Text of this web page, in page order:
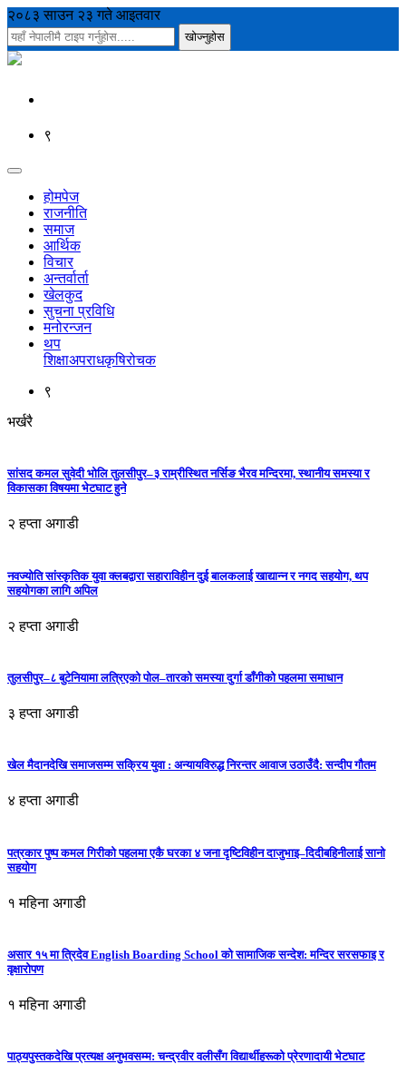
२०८३ साउन २३ गते आइतवार
९
होमपेज
राजनीति
समाज
आर्थिक
विचार
अन्तर्वार्ता
खेलकुद
सुचना प्रविधि
मनोरन्जन
थप
शिक्षाअपराधकृषिरोचक
९
भर्खरै
सांसद कमल सुवेदी भोलि तुलसीपुर–३ राम्रीस्थित नर्सिङ भैरव मन्दिरमा, स्थानीय समस्या र
विकासका विषयमा भेटघाट हुने
२ हप्ता अगाडी
नवज्योति सांस्कृतिक युवा क्लबद्वारा सहाराविहीन दुई बालकलाई खाद्यान्न र नगद सहयोग, थप
सहयोगका लागि अपिल
२ हप्ता अगाडी
तुलसीपुर–८ बुटेनियामा लत्रिएको पोल–तारको समस्या दुर्गा डाँगीको पहलमा समाधान
३ हप्ता अगाडी
खेल मैदानदेखि समाजसम्म सक्रिय युवा : अन्यायविरुद्ध निरन्तर आवाज उठाउँदै: सन्दीप गौतम
४ हप्ता अगाडी
पत्रकार पुष्प कमल गिरीको पहलमा एकै घरका ४ जना दृष्टिविहीन दाजुभाइ–दिदीबहिनीलाई सानो
सहयोग
१ महिना अगाडी
असार १५ मा त्रिदेव English Boarding School को सामाजिक सन्देश: मन्दिर सरसफाइ र
वृक्षारोपण
१ महिना अगाडी
पाठ्यपुस्तकदेखि प्रत्यक्ष अनुभवसम्म: चन्द्रवीर वलीसँग विद्यार्थीहरूको प्रेरणादायी भेटघाट